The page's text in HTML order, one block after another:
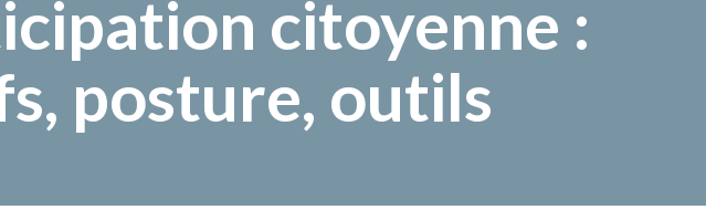
citoyenne :
posture, outils